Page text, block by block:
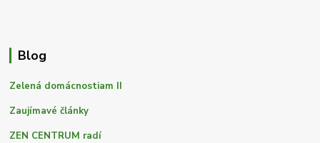
Blog
Zelená domácnostiam II
Zaujímavé články
ZEN CENTRUM radí